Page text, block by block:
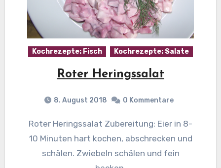
Kochrezepte: Fisch Kochrezepte: Salate
Roter Heringssalat
8. August 2018 0 Kommentare
Roter Heringssalat Zubereitung: Eier in 8-
10 Minuten hart kochen, abschrecken und
schälen. Zwiebeln schälen und fein